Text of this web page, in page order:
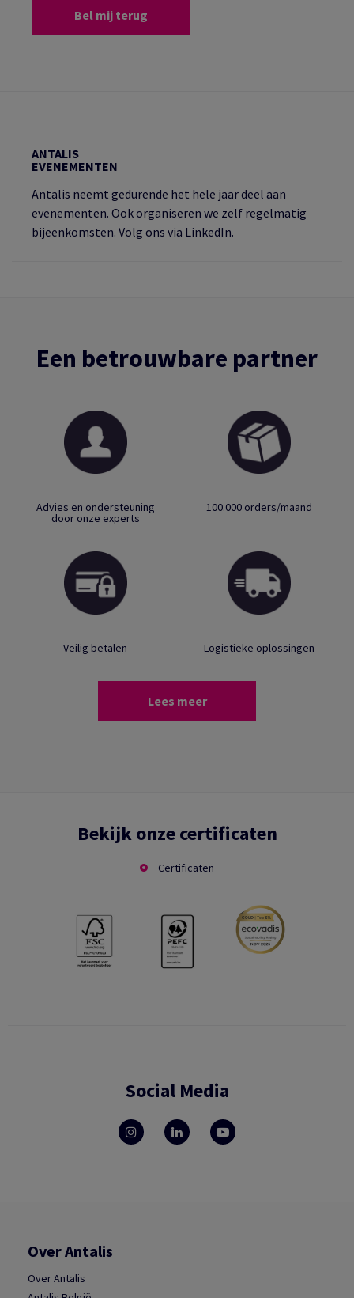
Bel mij terug
ANTALIS
EVENEMENTEN
Antalis neemt gedurende het hele jaar deel aan
evenementen. Ook organiseren we zelf regelmatig
bijeenkomsten. Volg ons via LinkedIn.
Een betrouwbare partner
Advies en ondersteuning
door onze experts
100.000 orders/maand
Veilig betalen Logistieke oplossingen
Lees meer
Bekijk onze certificaten
Certificaten
Social Media
Over Antalis
Over Antalis